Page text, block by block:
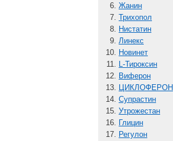
Жанин
Трихопол
Нистатин
Линекс
Новинет
L-Тироксин
Виферон
ЦИКЛОФЕРОН
Супрастин
Утрожестан
Глицин
Регулон